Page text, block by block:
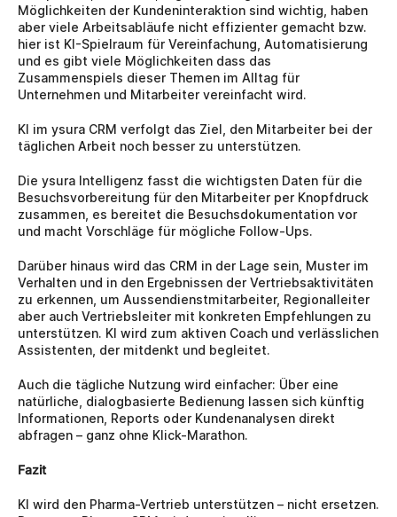
Möglichkeiten der Kundeninteraktion sind wichtig, haben
aber viele Arbeitsabläufe nicht effizienter gemacht bzw.
hier ist KI-Spielraum für Vereinfachung, Automatisierung
und es gibt viele Möglichkeiten dass das
Zusammenspiels dieser Themen im Alltag für
Unternehmen und Mitarbeiter vereinfacht wird.
KI im ysura CRM verfolgt das Ziel, den Mitarbeiter bei der
täglichen Arbeit noch besser zu unterstützen.
Die ysura Intelligenz fasst die wichtigsten Daten für die
Besuchsvorbereitung für den Mitarbeiter per Knopfdruck
zusammen, es bereitet die Besuchsdokumentation vor
und macht Vorschläge für mögliche Follow-Ups.
Darüber hinaus wird das CRM in der Lage sein, Muster im
Verhalten und in den Ergebnissen der Vertriebsaktivitäten
zu erkennen, um Aussendienstmitarbeiter, Regionalleiter
aber auch Vertriebsleiter mit konkreten Empfehlungen zu
unterstützen. KI wird zum aktiven Coach und verlässlichen
Assistenten, der mitdenkt und begleitet.
Auch die tägliche Nutzung wird einfacher: Über eine
natürliche, dialogbasierte Bedienung lassen sich künftig
Informationen, Reports oder Kundenanalysen direkt
abfragen – ganz ohne Klick-Marathon.
Fazit
KI wird den Pharma-Vertrieb unterstützen – nicht ersetzen.